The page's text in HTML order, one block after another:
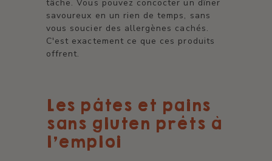
tâche. Vous pouvez concocter un dîner
savoureux en un rien de temps, sans
vous soucier des allergènes cachés.
C'est exactement ce que ces produits
offrent.
Les pâtes et pains
sans gluten prêts à
l'emploi